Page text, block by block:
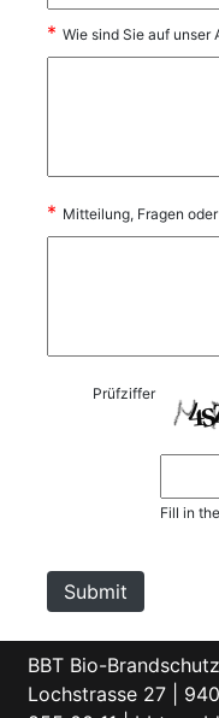
* Wie sind Sie auf unser
* Mitteilung, Fragen
Prüfziffer
Fill in
BBT Bio-
Lochstrasse 27 |